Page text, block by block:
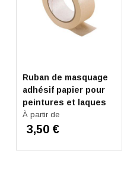
Ruban de masquage
adhésif papier pour
peintures et laques
50 m
À partir de
3,50 €